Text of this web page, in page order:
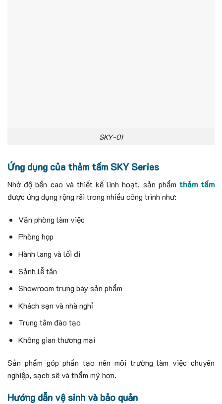
SKY-01
Ứng dụng của thảm tấm SKY Series
Nhờ độ bền cao và thiết kế linh hoạt, sản phẩm thảm tấm
được ứng dụng rộng rãi trong nhiều công trình như:
Văn phòng làm việc
Phòng họp
Hành lang và lối đi
Sảnh lễ tân
Showroom trưng bày sản phẩm
Khách sạn và nhà nghỉ
Trung tâm đào tạo
Không gian thương mại
Sản phẩm góp phần tạo nên môi trường làm việc chuyên
nghiệp, sạch sẽ và thẩm mỹ hơn.
Hướng dẫn vệ sinh và bảo quản